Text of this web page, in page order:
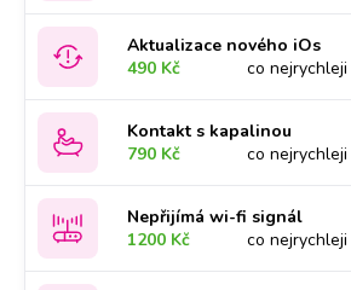
Aktualizace nového iOs
490 Kč
co nejrychleji
Kontakt s kapalinou
790 Kč
co nejrychleji
Nepřijímá wi-fi signál
1200 Kč
co nejrychleji